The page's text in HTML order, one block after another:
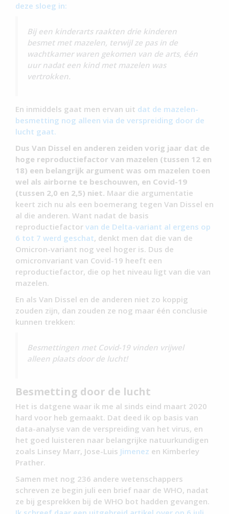
deze sloeg in:
Bij een kinderarts raakten drie kinderen
besmet met mazelen, terwijl ze pas in de
wachtkamer waren gekomen van de arts, één
uur nadat een kind met mazelen was
vertrokken.
En inmiddels gaat men ervan uit dat de mazelen-
besmetting nog alleen via de verspreiding door de
lucht gaat.
Dus Van Dissel en anderen zeiden vorig jaar dat de
hoge reproductiefactor van mazelen (tussen 12 en
18) een belangrijk argument was om mazelen toen
wel als airborne te beschouwen, en Covid-19
(tussen 2,0 en 2,5) niet. Maar die argumentatie
keert zich nu als een boemerang tegen Van Dissel en
al die anderen. Want nadat de basis
reproductiefactor van de Delta-variant al ergens op
6 tot 7 werd geschat, denkt men dat die van de
Omicron-variant nog veel hoger is. Dus de
omicronvariant van Covid-19 heeft een
reproductiefactor, die op het niveau ligt van die van
mazelen.
En als Van Dissel en de anderen niet zo koppig
zouden zijn, dan zouden ze nog maar één conclusie
kunnen trekken:
Besmettingen met Covid-19 vinden vrijwel
alleen plaats door de lucht!
Besmetting door de lucht
Het is datgene waar ik me al sinds eind maart 2020
hard voor heb gemaakt. Dat deed ik op basis van
data-analyse van de verspreiding van het virus, en
het goed luisteren naar belangrijke natuurkundigen
zoals Linsey Marr, Jose-Luis Jimenez en Kimberley
Prather.
Samen met nog 236 andere wetenschappers
schreven ze begin juli een brief naar de WHO, nadat
ze bij gesprekken bij de WHO bot hadden gevangen.